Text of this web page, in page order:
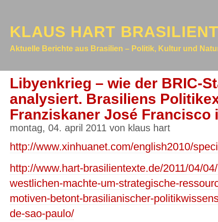
KLAUS HART
Aktuelle Berichte aus Brasilien – Politik, Kultur und
Libyenkrieg – wie der BRIC-
analysiert. Brasiliens
Franziskaner José Francisco
montag, 04. april 2011 von klaus hart
http://www.xinhuanet.com/english2010/
http://www.hart-brasilientexte.de/2011/04/
westlichen-machte-um-strategische-
motiven-betont-brasilianischer-
de-sao-paulo/